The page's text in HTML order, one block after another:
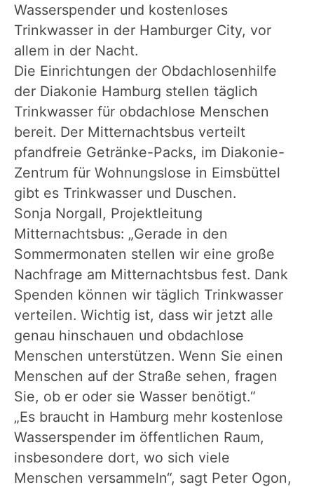
Wasserspender und kostenloses
Trinkwasser in der Hamburger City, vor
allem in der Nacht.
Die Einrichtungen der Obdachlosenhilfe
der Diakonie Hamburg stellen täglich
Trinkwasser für obdachlose Menschen
bereit. Der Mitternachtsbus verteilt
pfandfreie Getränke-Packs, im Diakonie-
Zentrum für Wohnungslose in Eimsbüttel
gibt es Trinkwasser und Duschen.
Sonja Norgall, Projektleitung
Mitternachtsbus: „Gerade in den
Sommermonaten stellen wir eine große
Nachfrage am Mitternachtsbus fest. Dank
Spenden können wir täglich Trinkwasser
verteilen. Wichtig ist, dass wir jetzt alle
genau hinschauen und obdachlose
Menschen unterstützen. Wenn Sie einen
Menschen auf der Straße sehen, fragen
Sie, ob er oder sie Wasser benötigt.“
„Es braucht in Hamburg mehr kostenlose
Wasserspender im öffentlichen Raum,
insbesondere dort, wo sich viele
Menschen versammeln“, sagt Peter Ogon,